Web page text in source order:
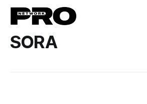
SORA